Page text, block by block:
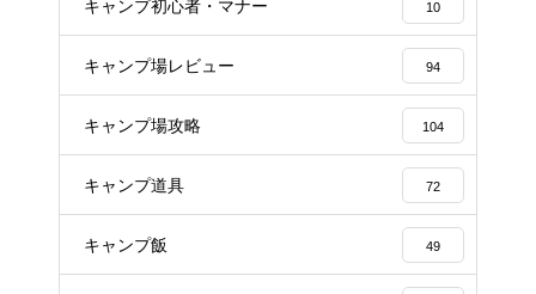
キャンプ初心者・マナー 10
キャンプ場レビュー 94
キャンプ場攻略 104
キャンプ道具 72
キャンプ飯 49